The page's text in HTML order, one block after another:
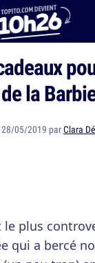
la
28/05/2019 parClara
plus
qui a bercé